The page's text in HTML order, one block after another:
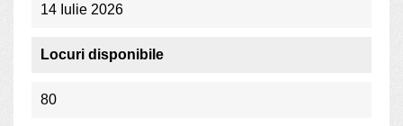
14 Iulie 2026
Locuri disponibile
80